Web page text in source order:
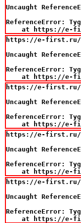
Uncaught
ReferenceError:
at https://e-
https://e-first.ru/
Uncaught
ReferenceError:
at https://e-
https://e-first.ru/
Uncaught
ReferenceError:
at https://e-
https://e-first.ru/
Uncaught
ReferenceError:
at https://e-
https://e-first.ru/
Uncaught
ReferenceError:
at https://e-